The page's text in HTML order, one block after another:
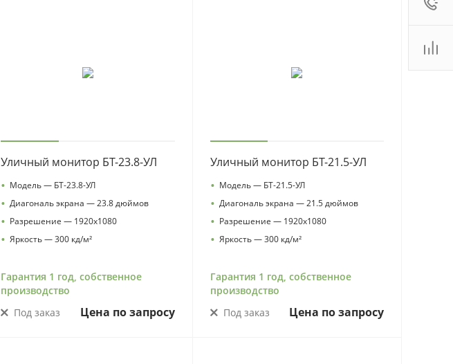
Уличный монитор БТ-23.8-УЛ
• Модель — БТ-23.8-УЛ
• Диагональ экрана — 23.8 дюймов
• Разрешение — 1920х1080
• Яркость — 300 кд/м²
Гарантия 1 год, собственное
производство
Под заказ
Цена по запросу
Уличный монитор БТ-21.5-УЛ
• Модель — БТ-21.5-УЛ
• Диагональ экрана — 21.5 дюймов
• Разрешение — 1920х1080
• Яркость — 300 кд/м²
Гарантия 1 год, собственное
производство
Под заказ
Цена по запросу